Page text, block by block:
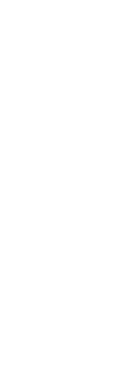
La familia de
(UCO) y
recaudación en
ingresado en
El pasado 10 de
de Ho Chi Minh
derivadas de la
se encuentra en